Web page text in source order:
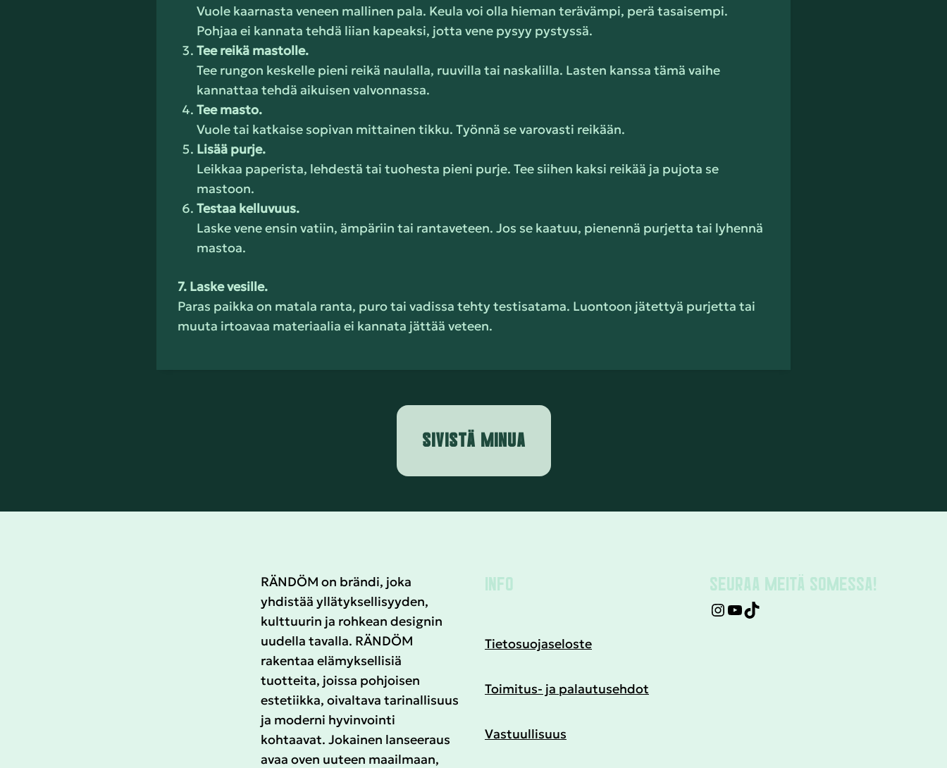
Vuole kaarnasta veneen mallinen pala. Keula voi olla hieman terävämpi, perä tasaisempi.
Pohjaa ei kannata tehdä liian kapeaksi, jotta vene pysyy pystyssä.
Tee reikä mastolle.
Tee rungon keskelle pieni reikä naulalla, ruuvilla tai naskalilla. Lasten kanssa tämä vaihe
kannattaa tehdä aikuisen valvonnassa.
Tee masto.
Vuole tai katkaise sopivan mittainen tikku. Työnnä se varovasti reikään.
Lisää purje.
Leikkaa paperista, lehdestä tai tuohesta pieni purje. Tee siihen kaksi reikää ja pujota se
mastoon.
Testaa kelluvuus.
Laske vene ensin vatiin, ämpäriin tai rantaveteen. Jos se kaatuu, pienennä purjetta tai lyhennä
mastoa.
7. Laske vesille.
Paras paikka on matala ranta, puro tai vadissa tehty testisatama. Luontoon jätettyä purjetta tai
muuta irtoavaa materiaalia ei kannata jättää veteen.
SIVISTÄ MINUA
RÄNDÖM on brändi, joka
yhdistää yllätyksellisyyden,
kulttuurin ja rohkean designin
uudella tavalla. RÄNDÖM
rakentaa elämyksellisiä
tuotteita, joissa pohjoisen
estetiikka, oivaltava tarinallisuus
ja moderni hyvinvointi
kohtaavat. Jokainen lanseeraus
avaa oven uuteen maailmaan,
INFO
Tietosuojaseloste
Toimitus- ja palautusehdot
Vastuullisuus
SEURAA MEITÄ SOMESSA!